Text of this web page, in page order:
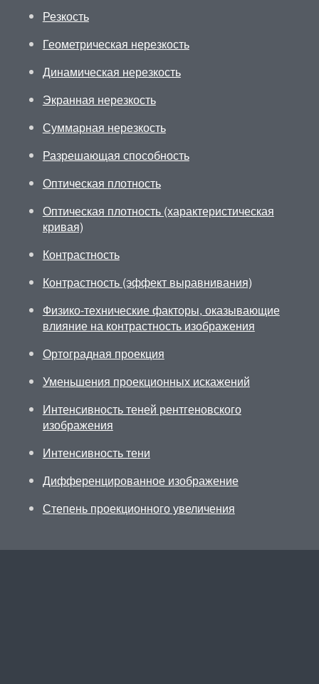
Резкость
Геометрическая нерезкость
Динамическая нерезкость
Экранная нерезкость
Суммарная нерезкость
Разрешающая способность
Оптическая плотность
Оптическая плотность (характеристическая
кривая)
Контрастность
Контрастность (эффект выравнивания)
Физико-технические факторы, оказывающие
влияние на контрастность изображения
Ортоградная проекция
Уменьшения проекционных искажений
Интенсивность теней рентгеновского
изображения
Интенсивность тени
Дифференцированное изображение
Степень проекционного увеличения